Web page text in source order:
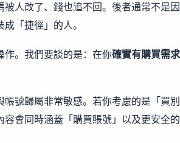
被人改了、錢也追不回。後者通常不是
「捷徑」的人。
作。我們要談的是：在你確實有購買需求
帳號歸屬非常敏感。若你考慮的是「買
會同時涵蓋「購買賬號」以及更安全